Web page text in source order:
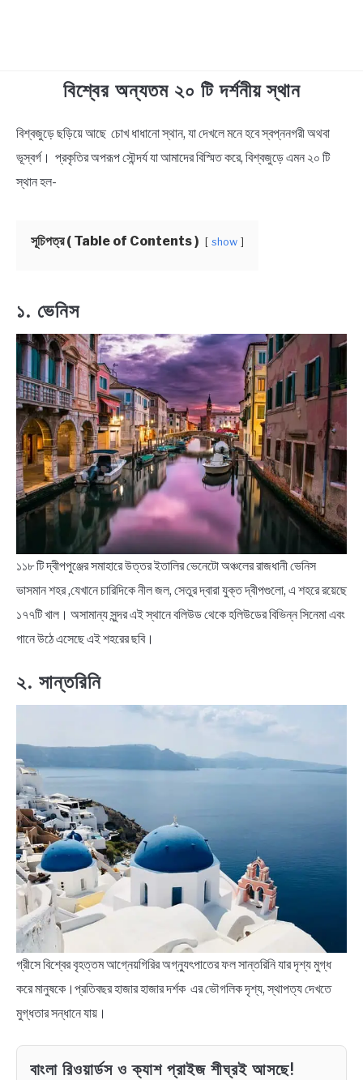
TECHNOLOGY
HEALTH & LIFESTYLE
BIOGRAPHY
QUOTES & CAPTIONS
NEWS
BENGALI LYRICS
BENGALI NAMES
BENGALI STORIES
বিশ্বের অন্যতম ২০ টি দর্শনীয় স্থান
in
Travel
বিশ্বজুড়ে ছড়িয়ে আছে চোখ ধাধানো স্থান, যা দেখলে মনে হবে স্বপ্ননগরী অথবা
ভূস্বর্গ। প্রকৃতির অপরূপ সৌন্দর্য যা আমাদের বিস্মিত করে, বিশ্বজুড়ে এমন ২০ টি
স্থান হল-
সূচিপত্র ( Table of Contents ) show
১. ভেনিস
১১৮ টি দ্বীপপুঞ্জের সমাহারে উত্তর ইতালির ভেনেটো অঞ্চলের রাজধানী ভেনিস
ভাসমান শহর ,যেখানে চারিদিকে নীল জল, সেতুর দ্বারা যুক্ত দ্বীপগুলো, এ শহরে রয়েছে
১৭৭টি খাল। অসামান্য সুন্দর এই স্থানে বলিউড থেকে হলিউডের বিভিন্ন সিনেমা এবং
গানে উঠে এসেছে এই শহরের ছবি।
২. সান্তরিনি
গ্রীসে বিশ্বের বৃহত্তম আগ্নেয়গিরির অগ্ন্যুৎপাতের ফল সান্তরিনি যার দৃশ্য মুগ্ধ
করে মানুষকে।প্রতিবছর হাজার হাজার দর্শক এর ভৌগলিক দৃশ্য, স্থাপত্য দেখতে
মুগ্ধতার সন্ধানে যায়।
বাংলা রিওয়ার্ডস ও ক্যাশ প্রাইজ শীঘ্রই আসছে!